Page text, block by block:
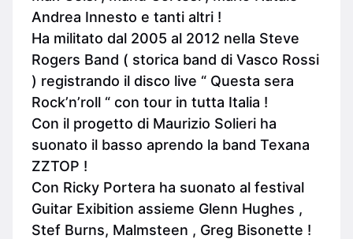
Andrea Innesto e tanti altri !
Ha militato dal 2005 al 2012 nella Steve
Rogers Band ( storica band di Vasco Rossi
) registrando il disco live “ Questa sera
Rock’n’roll “ con tour in tutta Italia !
Con il progetto di Maurizio Solieri ha
suonato il basso aprendo la band Texana
ZZTOP !
Con Ricky Portera ha suonato al festival
Guitar Exibition assieme Glenn Hughes ,
Stef Burns, Malmsteen , Greg Bisonette !